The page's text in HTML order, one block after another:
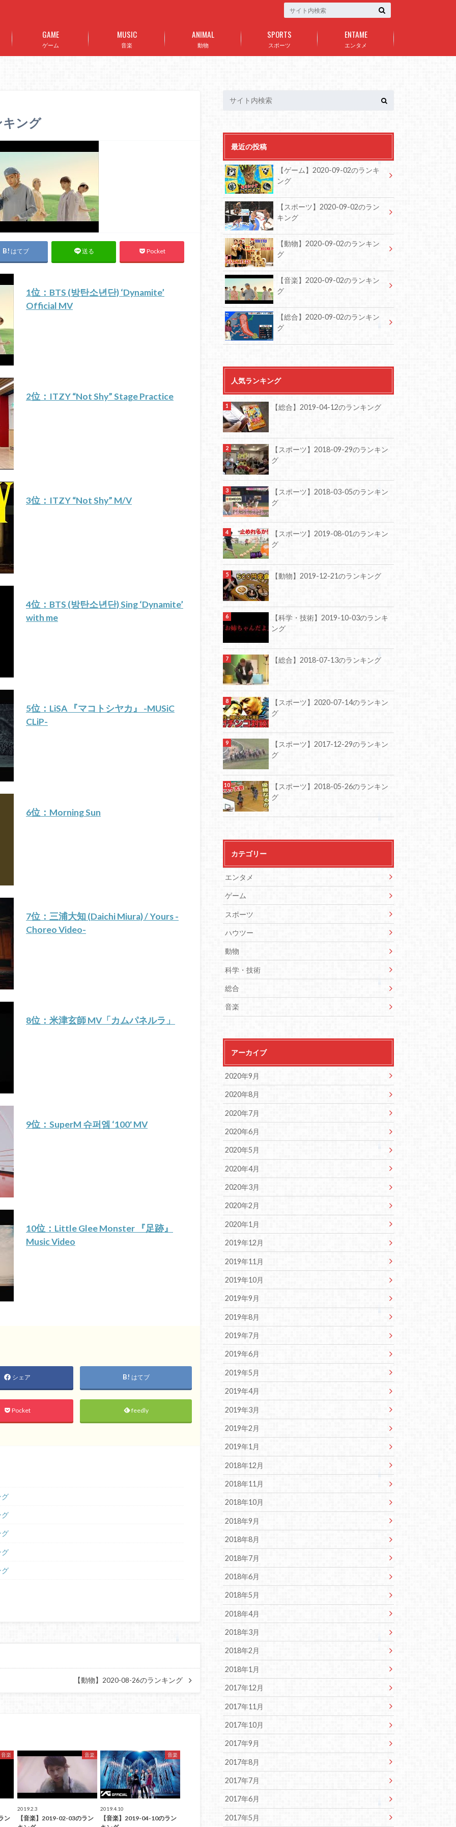
ゲーム
GAME
音楽
MUSIC
動物
ANIMAL
スポーツ
SPORTS
エンタメ
ENTAME
キング
はてブ 送る Pocket
1位：BTS (방탄소년단) ‘Dynamite’
Official MV
2位：ITZY “Not Shy” Stage Practice
3位：ITZY “Not Shy” M/V
4位：BTS (방탄소년단) Sing ‘Dynamite’
with me
5位：LiSA 『マコトシヤカ』 -MUSiC
CLiP-
6位：Morning Sun
7位：三浦大知 (Daichi Miura) / Yours -
Choreo Video-
8位：米津玄師 MV「カムパネルラ」
9位：SuperM 슈퍼엠 ‘100′ MV
10位：Little Glee Monster 『足跡』
Music Video
シェア はてブ
Pocket feedly
【動物】2020-08-26のランキング
音楽
ン
音楽
2019.2.3
【音楽】2019-02-03のラン
音楽
2019.4.10
【音楽】2019-04-10のラン
最近の投稿
【ゲーム】2020-09-02のランキ
ング
【スポーツ】2020-09-02のラン
キング
【動物】2020-09-02のランキン
グ
【音楽】2020-09-02のランキン
グ
【総合】2020-09-02のランキン
グ
人気ランキング
【総合】2019-04-12のランキング
【スポーツ】2018-09-29のランキン
グ
【スポーツ】2018-03-05のランキン
グ
【スポーツ】2019-08-01のランキン
グ
【動物】2019-12-21のランキング
【科学・技術】2019-10-03のランキ
ング
【総合】2018-07-13のランキング
【スポーツ】2020-07-14のランキン
グ
【スポーツ】2017-12-29のランキン
グ
【スポーツ】2018-05-26のランキン
グ
カテゴリー
エンタメ
ゲーム
スポーツ
ハウツー
動物
科学・技術
総合
音楽
アーカイブ
2020年9月
2020年8月
2020年7月
2020年6月
2020年5月
2020年4月
2020年3月
2020年2月
2020年1月
2019年12月
2019年11月
2019年10月
2019年9月
2019年8月
2019年7月
2019年6月
2019年5月
2019年4月
2019年3月
2019年2月
2019年1月
2018年12月
2018年11月
2018年10月
2018年9月
2018年8月
2018年7月
2018年6月
2018年5月
2018年4月
2018年3月
2018年2月
2018年1月
2017年12月
2017年11月
2017年10月
2017年9月
2017年8月
2017年7月
2017年6月
2017年5月